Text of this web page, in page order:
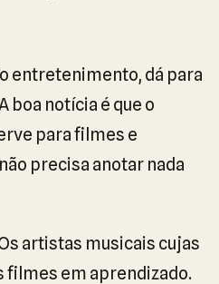
entretenimento, dá para
boa notícia é que o
para filmes e
precisa anotar nada
artistas musicais cujas
filmes em aprendizado.